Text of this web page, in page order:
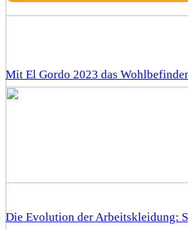
Mit El Gordo 2023 das
Die Evolution der Arbeitskleidung: